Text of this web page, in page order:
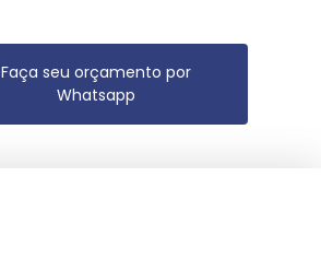
Faça seu orçamento por
Whatsapp